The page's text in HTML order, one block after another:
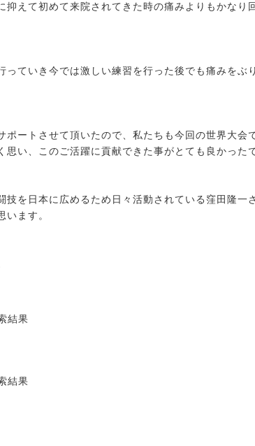
えて初めて来院されてきた時の痛みよりもかなり
っていき今では激しい練習を行った後でも痛みをぶ
ートさせて頂いたので、私たちも今回の世界大会
い、このご活躍に貢献できた事がとても良かった
を日本に広めるため日々活動されている窪田隆一
ます。